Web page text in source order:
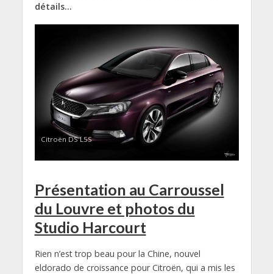
détails…
Citroën DS L5S
Présentation au Carroussel
du Louvre et photos du
Studio Harcourt
Rien n’est trop beau pour la Chine, nouvel
eldorado de croissance pour Citroën, qui a mis les